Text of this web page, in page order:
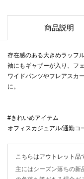
商品説明
存在感のある大きめラッフ
袖にもギャザーが入り、フ
ワイドパンツやフレアスカ
に。
#きれいめアイテム
オフィスカジュアル/通勤コ
こちらはアウトレット品
主にはシーズン落ちの新